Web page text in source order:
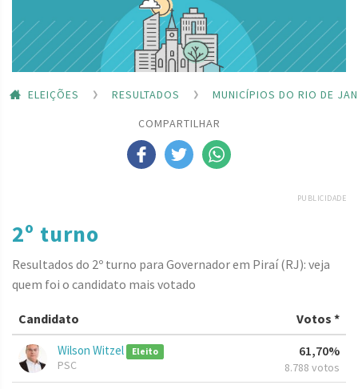
ELEIÇÕES RESULTADOS
MUNICÍPIOS DO RIO DE
COMPARTILHAR
PUBLICIDADE
2º turno
Resultados do 2º turno para Governador em Piraí (RJ): veja
quem foi o candidato mais votado
Candidato Votos *
Wilson Witzel Eleito
PSC
61,70%
8.788 votos